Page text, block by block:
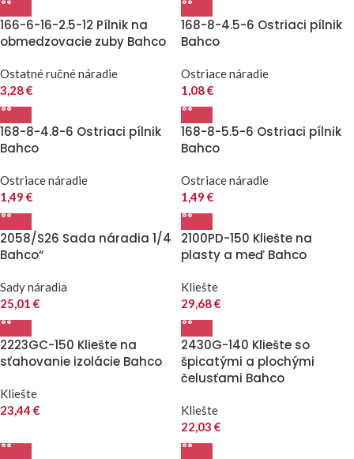
166-6-16-2.5-12 Pílnik na
obmedzovacie zuby Bahco
Ostatné ručné náradie
3,28€
168-8-4.5-6 Ostriaci pílnik
Bahco
Ostriace náradie
1,08€
168-8-4.8-6 Ostriaci pílnik
Bahco
Ostriace náradie
1,49 €
168-8-5.5-6 Ostriaci pílnik
Bahco
Ostriace náradie
1,49 €
2058/S26 Sada náradia 1/4
Bahco“
Sady náradia
25,01 €
2100PD-150 Kliešte na
plasty a meď Bahco
Kliešte
29,68€
2223GC-150 Kliešte na
sťahovanie izolácie Bahco
Kliešte
23,44 €
2430G-140 Kliešte so
špicatými a plochými
čelusťami Bahco
Kliešte
22,03 €